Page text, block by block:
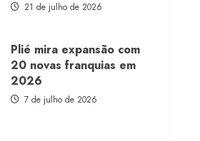
21 de julho de 2026
Plié mira expansão com
20 novas franquias em
2026
7 de julho de 2026